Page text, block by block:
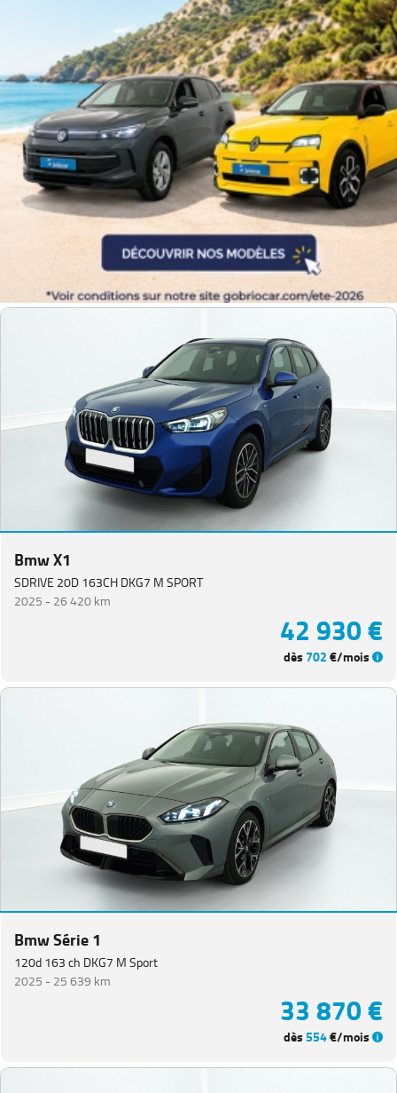
Bmw X1
SDRIVE 20D 163CH DKG7 M SPORT
2025 -26 420 km
42 930 €
dès 702€/mois
Bmw Série 1
120d 163 ch DKG7 M Sport
2025 -25 639 km
33 870 €
dès554€/mois